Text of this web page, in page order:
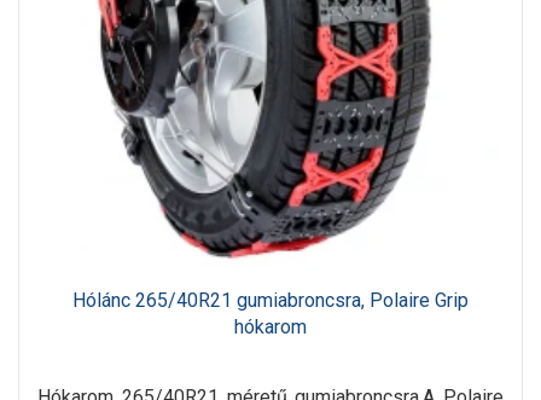
Hólánc 265/40R21 gumiabroncsra, Polaire Grip
hókarom